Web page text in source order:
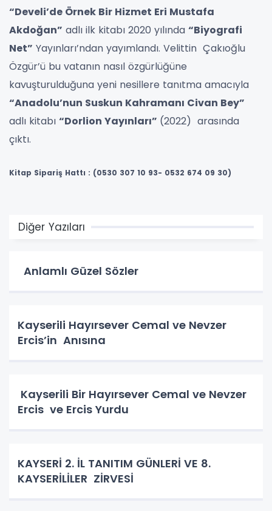
“Develi’de Örnek Bir Hizmet Eri Mustafa
Akdoğan” adlı ilk kitabı 2020 yılında “Biyografi
Net” Yayınları’ndan yayımlandı. Velittin Çakıoğlu
Özgür’ü bu vatanın nasıl özgürlüğüne
kavuşturulduğuna yeni nesillere tanıtma amacıyla
“Anadolu’nun Suskun Kahramanı Civan Bey”
adlı kitabı “Dorlion Yayınları” (2022) arasında
çıktı.
Kitap Sipariş Hattı : (0530 307 10 93- 0532 674 09 30)
Diğer Yazıları
Anlamlı Güzel Sözler
Kayserili Hayırsever Cemal ve Nevzer
Ercis’in Anısına
Kayserili Bir Hayırsever Cemal ve Nevzer
Ercis ve Ercis Yurdu
KAYSERİ 2. İL TANITIM GÜNLERİ VE 8.
KAYSERİLİLER ZİRVESİ